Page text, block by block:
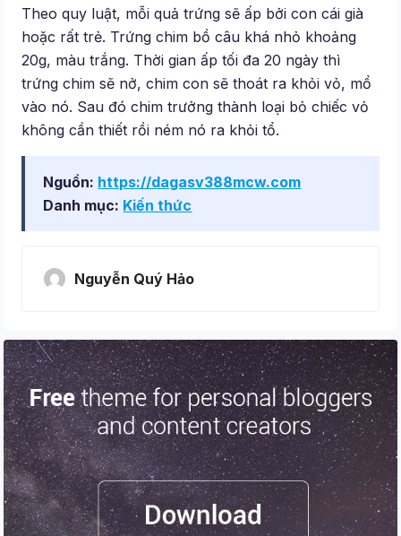
Theo quy luật, mỗi quả trứng sẽ ấp bởi con cái già
hoặc rất trẻ. Trứng chim bồ câu khá nhỏ khoảng
20g, màu trắng. Thời gian ấp tối đa 20 ngày thì
trứng chim sẽ nở, chim con sẽ thoát ra khỏi vỏ, mổ
vào nó. Sau đó chim trưởng thành loại bỏ chiếc vỏ
không cần thiết rồi ném nó ra khỏi tổ.
Nguồn: https://dagasv388mcw.com
Danh mục: Kiến thức
Nguyễn Quý Hảo